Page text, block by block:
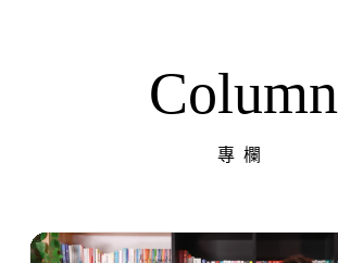
Column
專欄